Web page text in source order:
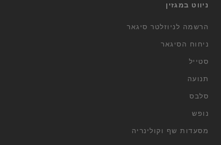
ניווט במגזין
הרשמה לניוזלטר סיגאר
ניחוח הסיגאר
סטייל
תנועה
סלבס
נופש
מסעדות שף וקולינריה